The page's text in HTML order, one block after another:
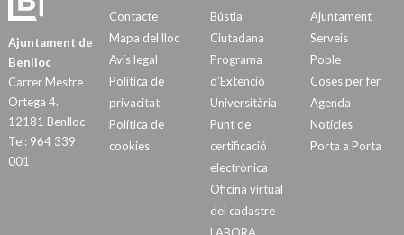
Ajuntament de
Benlloc
Carrer Mestre
Ortega 4.
12181 Benlloc
Tel: 964 339
001
Contacte
Mapa del lloc
Avís legal
Política de
privacitat
Política de
cookies
Bústia
Ciutadana
Programa
d’Extenció
Universitària
Punt de
certificació
electrònica
Oficina virtual
del cadastre
Ajuntament
Serveis
Poble
Coses per fer
Agenda
Notícies
Porta a Porta